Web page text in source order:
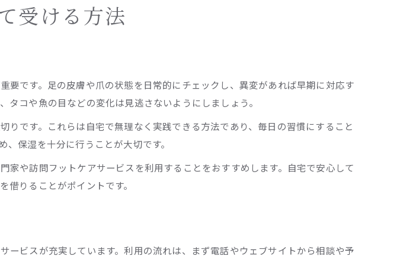
新訪問サービス事情を紹介
ービスの特徴と利用メリット
者向けフットケアの現状
宅で叶える快適な生活環境
ービスで毎日を安全に過ごす
倒予防と健康維持を目指す
宅で続けるコツと習慣化ポイント
者フットケアサポート
域密着型サポートの特徴とは
受ける方法
です。足の皮膚や爪の状態を日常的にチェックし、異変があれば早期に対応す
コや魚の目などの変化は見逃さないようにしましょう。
です。これらは自宅で無理なく実践できる方法であり、毎日の習慣にすること
保湿を十分に行うことが大切です。
や訪問フットケアサービスを利用することをおすすめします。自宅で安心して
りることがポイントです。
ビスが充実しています。利用の流れは、まず電話やウェブサイトから相談や予